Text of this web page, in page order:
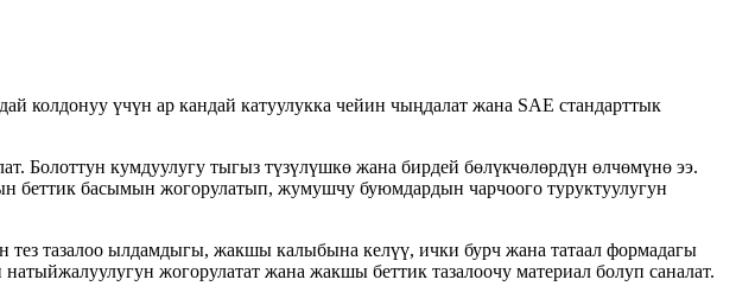
колдонуу үчүн ар кандай катуулукка чейин чыңдалат жана SAE стандарттык
Болоттун кумдуулугу тыгыз түзүлүшкө жана бирдей бөлүкчөлөрдүн өлчөмүнө ээ.
беттик басымын жогорулатып, жумушчу буюмдардын чарчоого туруктуулугун
тез тазалоо ылдамдыгы, жакшы калыбына келүү, ички бурч жана татаал формадагы
жогорулатат жана жакшы беттик тазалоочу материал болуп саналат.